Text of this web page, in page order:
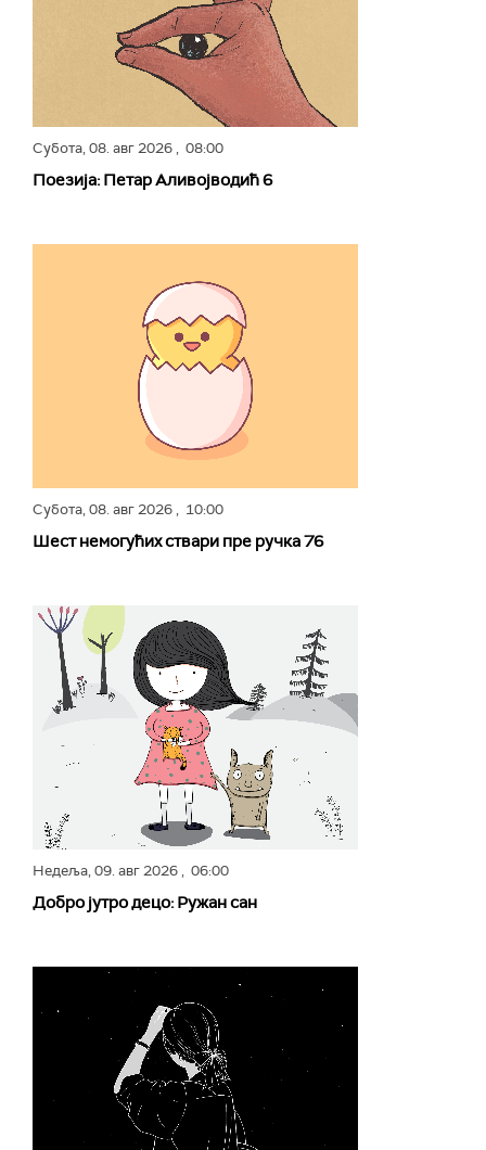
Субота,08. авг 2026, 08:00
Поезија: Петар Аливојводић 6
Субота,08. авг 2026, 10:00
Шест немогућих ствари пре ручка 76
Недеља,09. авг 2026, 06:00
Добро јутро децо: Ружан сан